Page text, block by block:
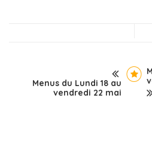
Menus du Lundi 18 au
vendredi 22 mai